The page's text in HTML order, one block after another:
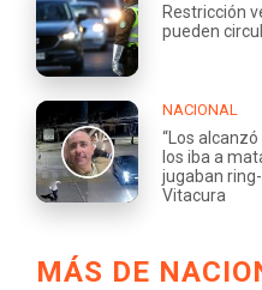
Restricción
pueden
NACIONAL
“Los
los iba a
jugaban
Vitacura
MÁS DE